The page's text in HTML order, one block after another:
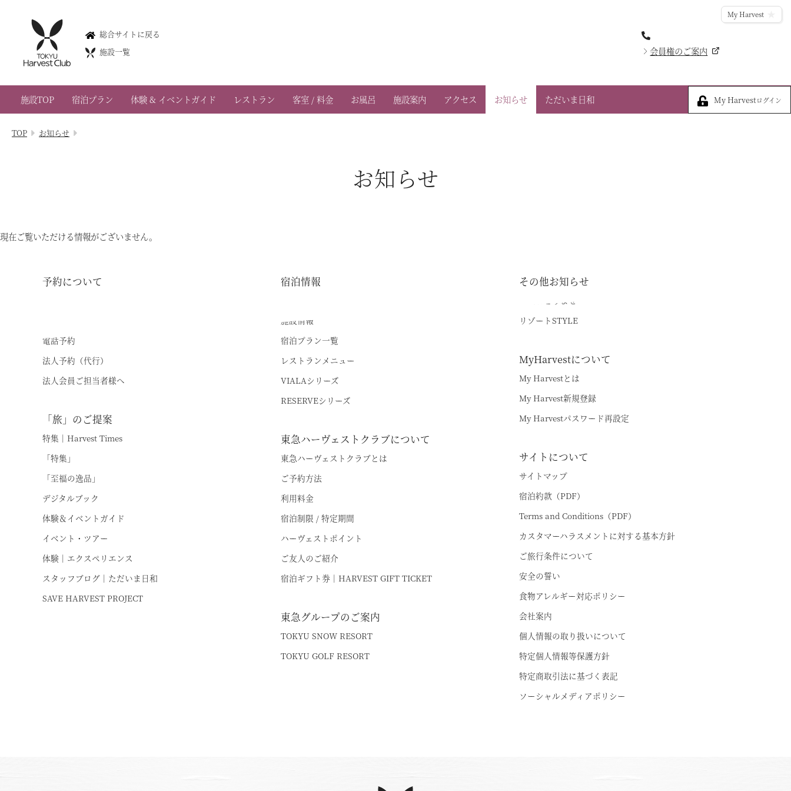
総合サイトに戻る
施設一覧
会員権のご案内
My Harvest
施設TOP 宿泊プラン 体験 & イベントガイド レストラン 客室 / 料金 お風呂 施設案内 アクセス お知らせ ただいま日和 My Harvestログイン
宿泊プラン
客室 / 料金
お知らせ
ただいま日和
総合サイトに戻る
TOP お知らせ
お知らせ
現在ご覧いただける情報がございません。
お電話でのご予約はこちら
予約について
電話予約
法人予約（代行）
法人会員ご担当者様へ
「旅」のご提案
特集｜Harvest Times
「特集」
「至福の逸品」
デジタルブック
体験＆イベントガイド
イベント・ツアー
体験｜エクスペリエンス
スタッフブログ｜ただいま日和
SAVE HARVEST PROJECT
宿泊情報
施設情報
宿泊プラン一覧
レストランメニュー
VIALAシリーズ
RESERVEシリーズ
東急ハーヴェストクラブについて
東急ハーヴェストクラブとは
ご予約方法
利用料金
宿泊制限 / 特定期間
ハーヴェストポイント
ご友人のご紹介
宿泊ギフト券｜HARVEST GIFT TICKET
東急グループのご案内
TOKYU SNOW RESORT
TOKYU GOLF RESORT
その他お知らせ
逸品おとりよせ
リゾートSTYLE
MyHarvestについて
My Harvestとは
My Harvest新規登録
My Harvestパスワード再設定
サイトについて
サイトマップ
宿泊約款（PDF）
Terms and Conditions（PDF）
カスタマーハラスメントに対する基本方針
ご旅行条件について
安全の誓い
食物アレルギー対応ポリシー
会社案内
個人情報の取り扱いについて
特定個人情報等保護方針
特定商取引法に基づく表記
ソーシャルメディアポリシー